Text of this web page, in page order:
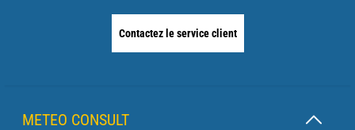
Contactez le service client
METEO CONSULT